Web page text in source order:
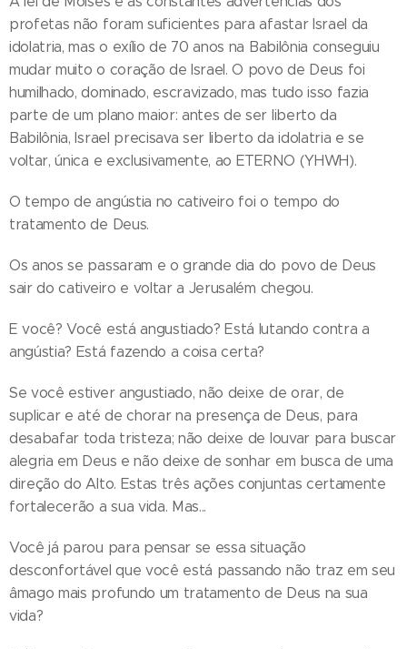
profetas não foram suficientes para afastar Israel da
idolatria, mas o exílio de 70 anos na Babilônia conseguiu
mudar muito o coração de Israel. O povo de Deus foi
humilhado, dominado, escravizado, mas tudo isso fazia
parte de um plano maior: antes de ser liberto da
Babilônia, Israel precisava ser liberto da idolatria e se
voltar, única e exclusivamente, ao ETERNO (YHWH).
O tempo de angústia no cativeiro foi o tempo do
tratamento de Deus.
Os anos se passaram e o grande dia do povo de Deus
sair do cativeiro e voltar a Jerusalém chegou.
E você? Você está angustiado? Está lutando contra a
angústia? Está fazendo a coisa certa?
Se você estiver angustiado, não deixe de orar, de
suplicar e até de chorar na presença de Deus, para
desabafar toda tristeza; não deixe de louvar para buscar
alegria em Deus e não deixe de sonhar em busca de uma
direção do Alto. Estas três ações conjuntas certamente
fortalecerão a sua vida. Mas...
Você já parou para pensar se essa situação
desconfortável que você está passando não traz em seu
âmago mais profundo um tratamento de Deus na sua
vida?